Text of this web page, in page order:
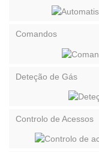
Comandos
Deteção de Gás
Controlo de Acessos